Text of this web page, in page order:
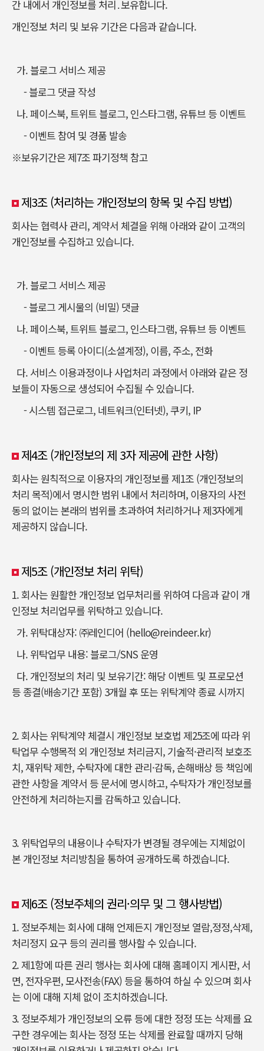
간 내에서 개인정보를 처리․보유합니다.
개인정보 처리 및 보유 기간은 다음과 같습니다.
가. 블로그 서비스 제공
- 블로그 댓글 작성
나. 페이스북, 트위트 블로그, 인스타그램, 유튜브 등 이벤트
- 이벤트 참여 및 경품 발송
※보유기간은 제7조 파기정책 참고
제3조 (처리하는 개인정보의 항목 및 수집 방법)
회사는 협력사 관리, 계약서 체결을 위해 아래와 같이 고객의
개인정보를 수집하고 있습니다.
가. 블로그 서비스 제공
- 블로그 게시물의 (비밀) 댓글
나. 페이스북, 트위트 블로그, 인스타그램, 유튜브 등 이벤트
- 이벤트 등록 아이디(소셜계정), 이름, 주소, 전화
다. 서비스 이용과정이나 사업처리 과정에서 아래와 같은 정
보들이 자동으로 생성되어 수집될 수 있습니다.
- 시스템 접근로그, 네트워크(인터넷), 쿠키, IP
제4조 (개인정보의 제 3자 제공에 관한 사항)
회사는 원칙적으로 이용자의 개인정보를 제1조 (개인정보의
처리 목적)에서 명시한 범위 내에서 처리하며, 이용자의 사전
동의 없이는 본래의 범위를 초과하여 처리하거나 제3자에게
제공하지 않습니다.
제5조 (개인정보 처리 위탁)
1. 회사는 원활한 개인정보 업무처리를 위하여 다음과 같이 개
인정보 처리업무를 위탁하고 있습니다.
가. 위탁대상자: ㈜레인디어 (hello@reindeer.kr)
나. 위탁업무 내용: 블로그/SNS 운영
다. 개인정보의 처리 및 보유기간: 해당 이벤트 및 프로모션
등 종결(배송기간 포함) 3개월 후 또는 위탁계약 종료 시까지
2. 회사는 위탁계약 체결시 개인정보 보호법 제25조에 따라 위
탁업무 수행목적 외 개인정보 처리금지, 기술적·관리적 보호조
치, 재위탁 제한, 수탁자에 대한 관리·감독, 손해배상 등 책임에
관한 사항을 계약서 등 문서에 명시하고, 수탁자가 개인정보를
안전하게 처리하는지를 감독하고 있습니다.
3. 위탁업무의 내용이나 수탁자가 변경될 경우에는 지체없이
본 개인정보 처리방침을 통하여 공개하도록 하겠습니다.
제6조 (정보주체의 권리·의무 및 그 행사방법)
1. 정보주체는 회사에 대해 언제든지 개인정보 열람,정정,삭제,
처리정지 요구 등의 권리를 행사할 수 있습니다.
2. 제1항에 따른 권리 행사는 회사에 대해 홈페이지 게시판, 서
면, 전자우편, 모사전송(FAX) 등을 통하여 하실 수 있으며 회사
는 이에 대해 지체 없이 조치하겠습니다.
3. 정보주체가 개인정보의 오류 등에 대한 정정 또는 삭제를 요
구한 경우에는 회사는 정정 또는 삭제를 완료할 때까지 당해